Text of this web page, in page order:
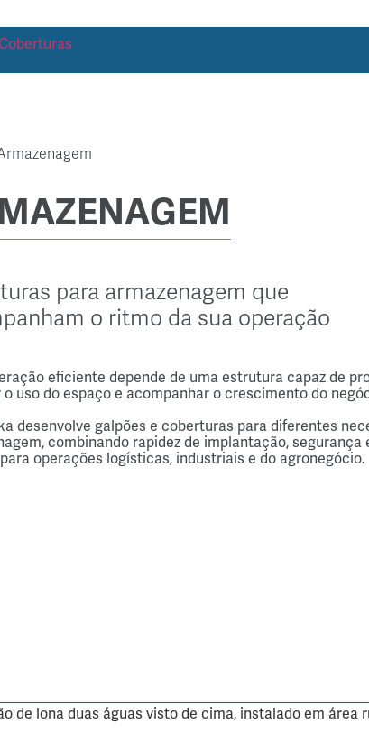
MAZENAGEM
para armazenagem que
o ritmo da sua operação
eficiente depende de uma estrutura capaz de
o uso do espaço e acompanhar o crescimento do
desenvolve galpões e coberturas para diferentes
combinando rapidez de implantação, segurança
para operações logísticas, industriais e do agronegócio.